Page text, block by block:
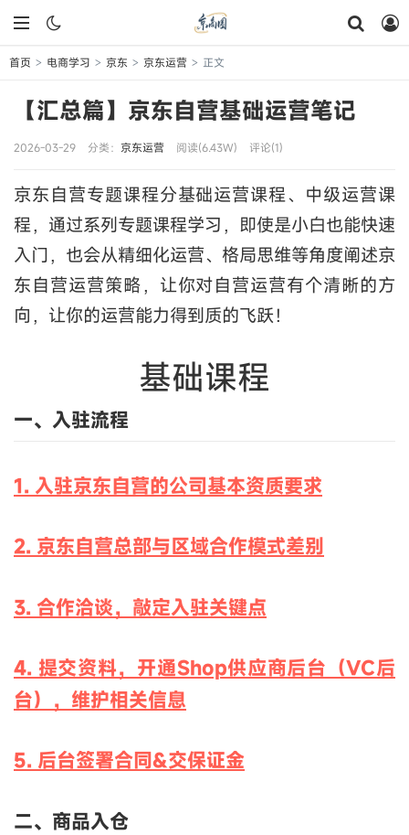
首页 > 电商学习 > 京东 > 京东运营 > 正文
【汇总篇】京东自营基础运营笔记
2026-03-29 分类： 京东运营 阅读(6.43W) 评论(1)
京东自营专题课程分基础运营课程、中级运营课
程，通过系列专题课程学习，即使是小白也能快速
入门，也会从精细化运营、格局思维等角度阐述京
东自营运营策略，让你对自营运营有个清晰的方
向，让你的运营能力得到质的飞跃！
基础课程
一、入驻流程
1. 入驻京东自营的公司基本资质要求
2. 京东自营总部与区域合作模式差别
3. 合作洽谈，敲定入驻关键点
4. 提交资料，开通Shop供应商后台（VC后
台），维护相关信息
5. 后台签署合同&交保证金
二、商品入仓